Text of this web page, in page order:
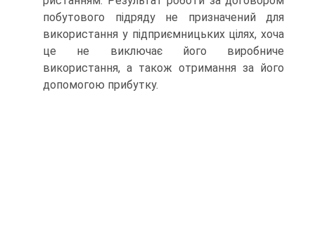
побутового під­ряду не призначений для
використання у підприємницьких цілях, хоча
це не виключає його виробниче
використання, а також отримання за його
допомогою прибутку.